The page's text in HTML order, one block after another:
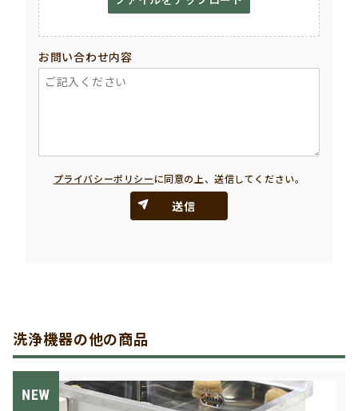
お問い合わせ内容
プライバシーポリシーに同意の上、送信してください。
送信
洗浄機器の他の商品